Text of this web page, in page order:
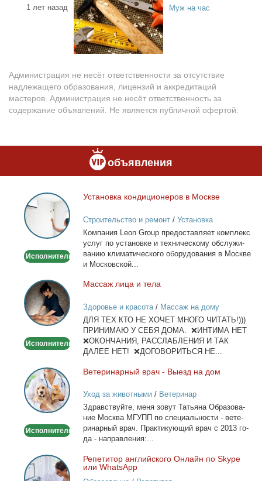
1 лет назад
Муж на час
Администрация не несёт ответственности за отсутствие
надлежащего образования, лицензий и аккредитаций
мастеров. Администрация не несёт ответственность за
содержание объявлений. Не является публичной офертой.
объявления
Установка
кондиционеров
в
Москве
Исполнитель
Уста­нов­ка кон­ди­ци­о­не­ров в Москве
Строительство и ремонт/ Установка
кондиционеров
Ком­па­ния Leon Group предо­став­ля­ет ком­плекс
услуг по уста­нов­ке и тех­ни­че­ско­му об­слу­жи­
ва­нию кли­ма­ти­че­ско­го обо­ру­до­ва­ния в Москве
и Мос­ков­ской...
Массаж
лица
и
тела
Исполнитель
Мас­саж ли­ца и те­ла
Здоровье и красота/ Массаж на дому
ДЛЯ ТЕХ КТО НЕ ХОЧЕТ МНОГО ЧИТАТЬ!)))
ПРИНИМАЮ У СЕБЯ ДОМА. ❌ИНТИМА НЕТ
❌ОКОНЧАНИЯ, РАССЛАБЛЕНИЯ И ТАК
ДАЛЕЕ НЕТ! ❌ДОГОВОРИТЬСЯ НЕ...
Ветеринарный
врач
-
Выезд
дом
Исполнитель
Ве­те­ри­нар­ный врач - Вы­езд на дом
Уход за животными/ Ветеринар
Здрав­ствуй­те, ме­ня зо­вут Та­тья­на Об­ра­зо­ва­
ние Москва МГУПП по спе­ци­аль­но­сти - ве­те­
ри­нар­ный врач. Прак­ти­ку­ю­щий врач с 2013 го­
да - на­прав­ле­ния:...
Репетитор
английского
Ре­пе­ти­тор ан­глий­ско­го Он­лайн по Skype
или WhatsApp